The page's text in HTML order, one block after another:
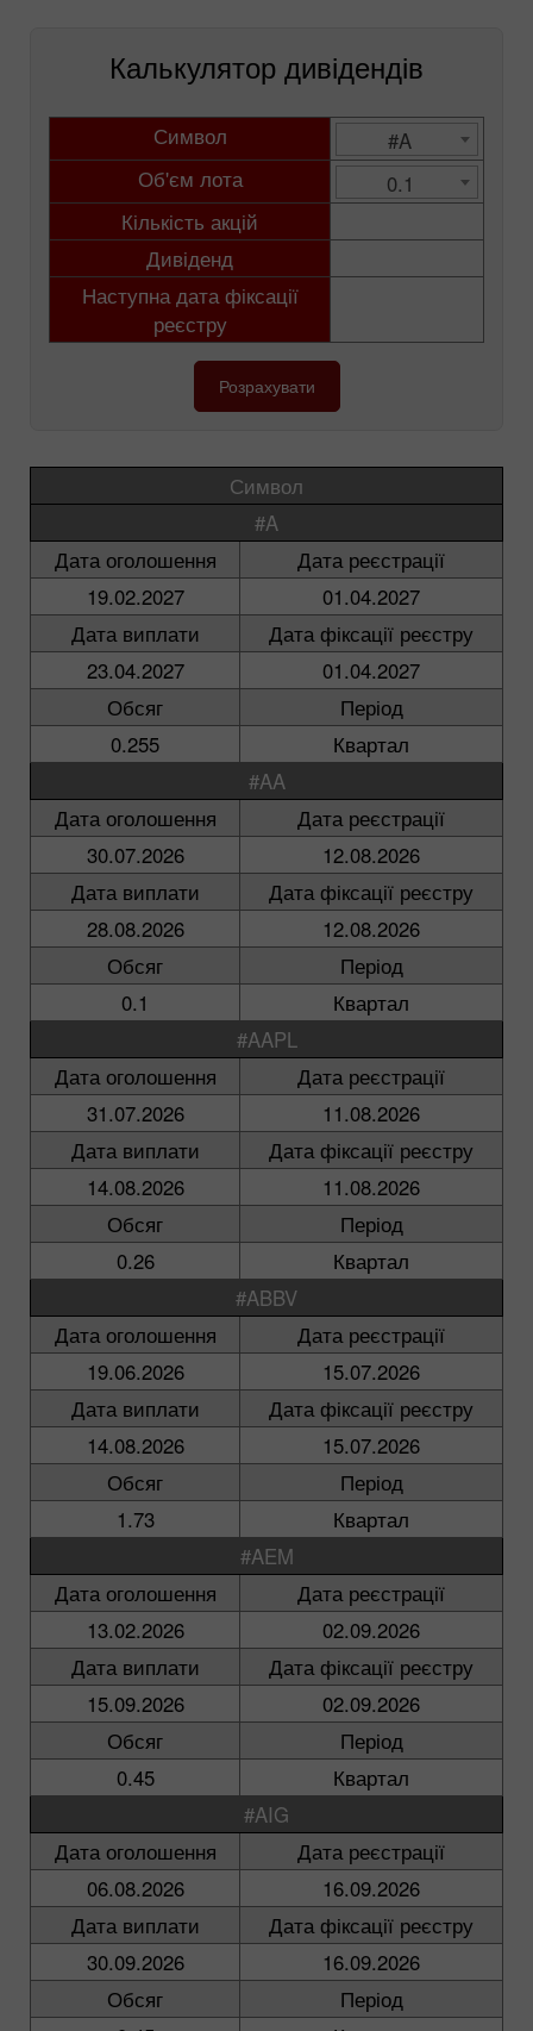
Калькулятор дивідендів
Символ
#A
Об'єм лота
0.1
Кількість акцій
Дивіденд
Наступна дата фіксації
реєстру
Розрахувати
Символ
#A
Дата оголошення
Дата реєстрації
19.02.2027
01.04.2027
Дата виплати
Дата фіксації реєстру
23.04.2027
01.04.2027
Обсяг
Період
0.255
Квартал
#AA
Дата оголошення
Дата реєстрації
30.07.2026
12.08.2026
Дата виплати
Дата фіксації реєстру
28.08.2026
12.08.2026
Обсяг
Період
0.1
Квартал
#AAPL
Дата оголошення
Дата реєстрації
31.07.2026
11.08.2026
Дата виплати
Дата фіксації реєстру
14.08.2026
11.08.2026
Обсяг
Період
0.26
Квартал
#ABBV
Дата оголошення
Дата реєстрації
19.06.2026
15.07.2026
Дата виплати
Дата фіксації реєстру
14.08.2026
15.07.2026
Обсяг
Період
1.73
Квартал
#AEM
Дата оголошення
Дата реєстрації
13.02.2026
02.09.2026
Дата виплати
Дата фіксації реєстру
15.09.2026
02.09.2026
Обсяг
Період
0.45
Квартал
#AIG
Дата оголошення
Дата реєстрації
06.08.2026
16.09.2026
Дата виплати
Дата фіксації реєстру
30.09.2026
16.09.2026
Обсяг
Період